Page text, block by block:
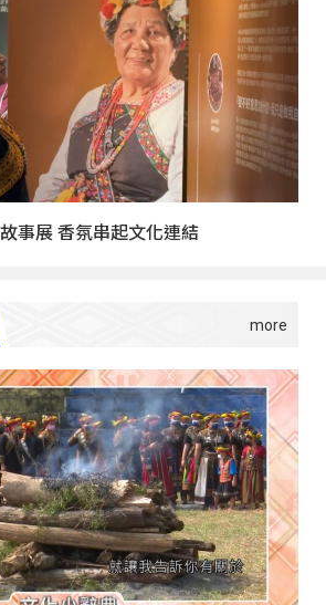
事展 香氛串起文化連結